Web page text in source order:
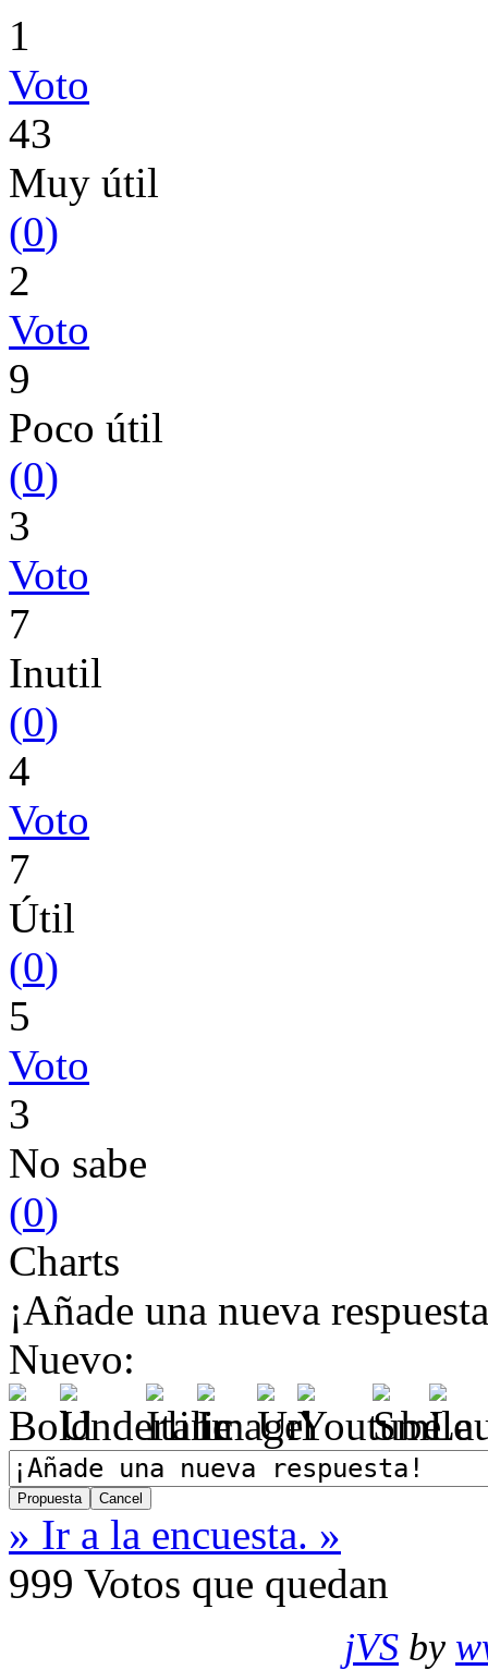
1
Voto
43
Muy útil
(0)
2
Voto
9
Poco útil
(0)
3
Voto
7
Inutil
(0)
4
Voto
7
Útil
(0)
5
Voto
3
No sabe
(0)
Charts
¡Añade una nueva
Nuevo:
» Ir a la encuesta. »
999 Votos que quedan
jVS by